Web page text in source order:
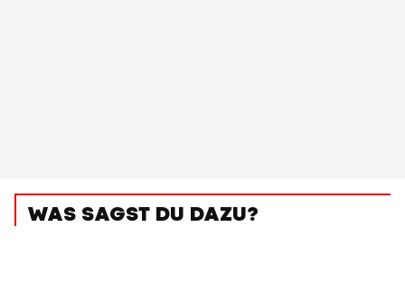
WAS SAGST DU DAZU?